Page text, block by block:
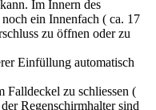
Im Innern des
ein Innenfach ( ca. 17
zu öffnen oder zu
Einfüllung automatisch
Falldeckel zu schliessen (
Regenschirmhalter sind